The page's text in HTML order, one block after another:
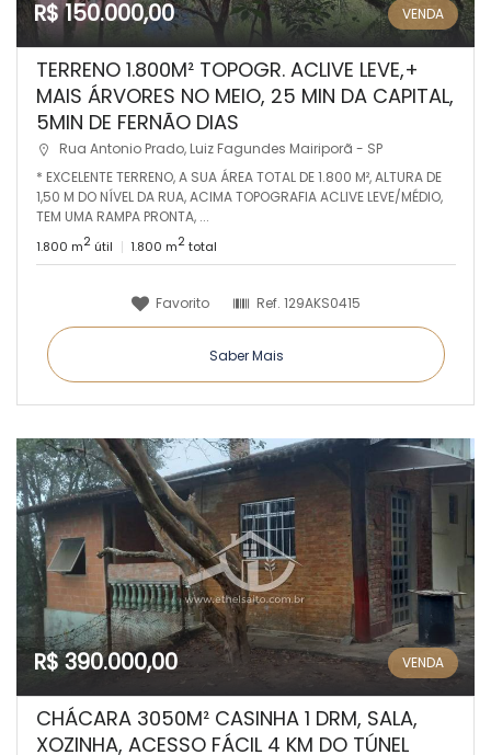
R$ 150.000,00 VENDA
TERRENO 1.800M² TOPOGR. ACLIVE LEVE,+
MAIS ÁRVORES NO MEIO, 25 MIN DA CAPITAL,
5MIN DE FERNÃO DIAS
Rua Antonio Prado, Luiz Fagundes Mairiporã - SP
* EXCELENTE TERRENO, A SUA ÁREA TOTAL DE 1.800 M², ALTURA DE
1,50 M DO NÍVEL DA RUA, ACIMA TOPOGRAFIA ACLIVE LEVE/MÉDIO,
TEM UMA RAMPA PRONTA, ...
1.800 m2 útil 1.800 m2total
Favorito Ref. 129AKS0415
Saber Mais
R$ 390.000,00 VENDA
CHÁCARA 3050M² CASINHA 1 DRM, SALA,
XOZINHA, ACESSO FÁCIL 4 KM DO TÚNEL